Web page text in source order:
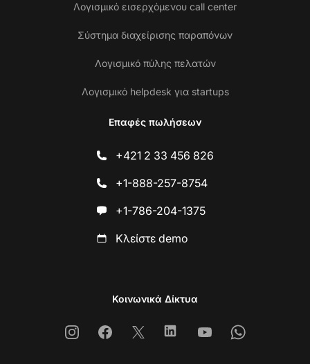
Λογισμικό εισερχόμενου call center
Σύστημα διαχείρισης παραπόνων
Λογισμικό πύλης πελατών
Λογισμικό helpdesk για startups
Επαφές πωλήσεων
+421 2 33 456 826
+1-888-257-8754
+1-786-204-1375
Κλείστε demo
Κοινωνικά Δίκτυα
InstagramFacebook
X LinkedinYoutubeWhatsapp